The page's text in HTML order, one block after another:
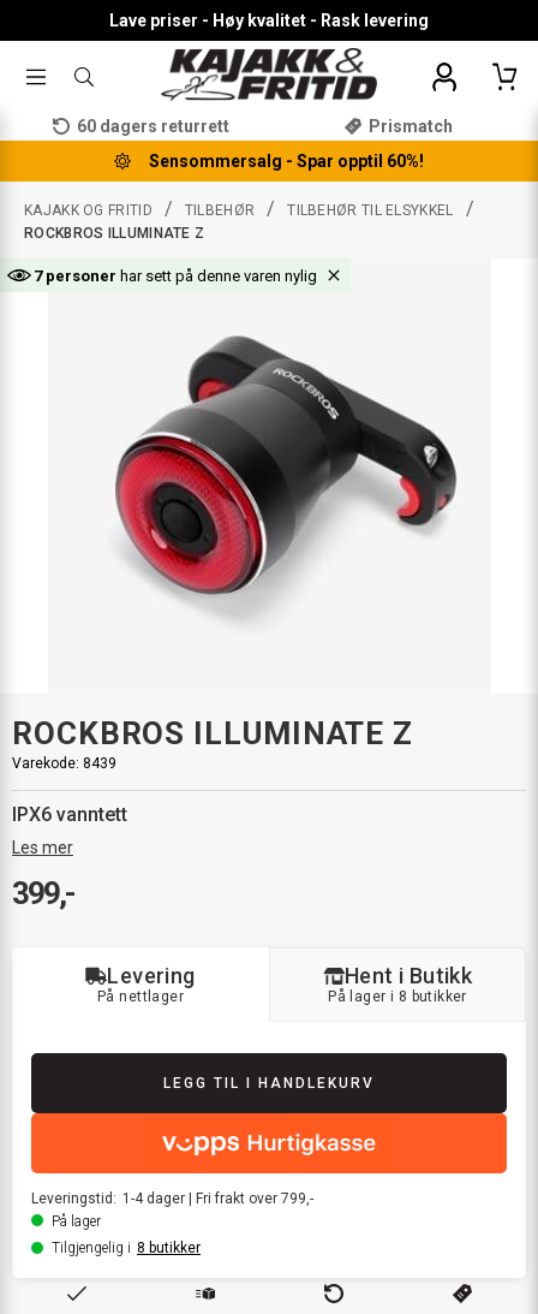
Lave priser - Høy kvalitet - Rask levering
TOGGLESØK
KATEGORI,
MERKE
60 dagers returrett
Prismatch
Sensommersalg - Spar opptil 60%!
KAJAKK OG FRITID / TILBEHØR / TILBEHØR TIL ELSYKKEL /
ROCKBROS ILLUMINATE Z
7 personer har sett på denne varen nylig
ROCKBROS ILLUMINATE Z
Varekode: 8439
IPX6 vanntett
Les mer
399,-
Levering
På nettlager
LEGG TIL I HANDLEKURV
Leveringstid: 1-4 dager
Fri frakt over 799,-
På lager
Tilgjengelig i 8 butikker
Hent i Butikk
På lager i 8 butikker